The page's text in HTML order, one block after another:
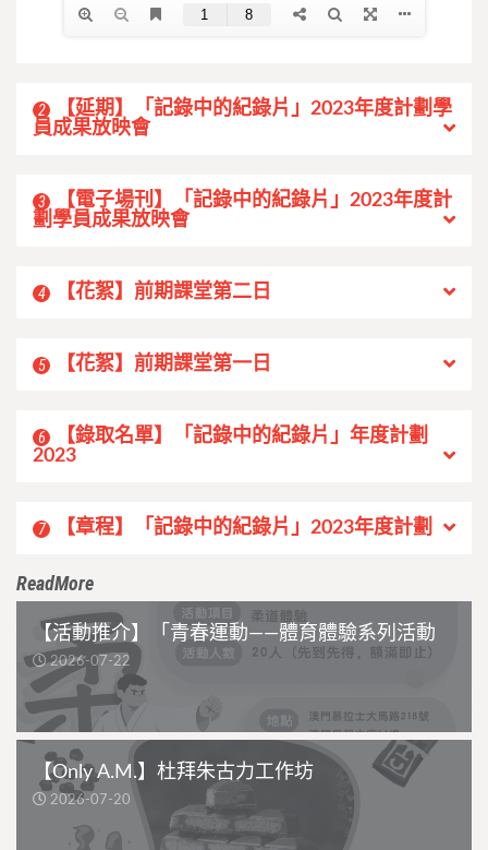
2
【延期】「記錄中的紀錄片」2023年度計劃學
員成果放映會
3
【電子場刊】「記錄中的紀錄片」2023年度計
劃學員成果放映會
4 【花絮】前期課堂第二日
5 【花絮】前期課堂第一日
6
【錄取名單】「記錄中的紀錄片」年度計劃
2023
7 【章程】「記錄中的紀錄片」2023年度計劃
ReadMore
【活動推介】「青春運動——體育體驗系列活動
2026-07-22
【Only A.M.】杜拜朱古力工作坊
2026-07-20